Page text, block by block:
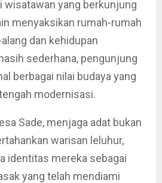
wisatawan yang berkunjung
menyaksikan rumah-rumah
dan kehidupan
sederhana, pengunjung
berbagai nilai budaya yang
modernisasi.
Sade, menjaga adat bukan
warisan leluhur,
identitas mereka sebagai
yang telah mendiami